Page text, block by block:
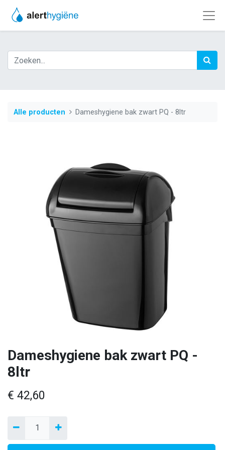
Alle producten Dameshygiene bak zwart PQ - 8ltr
Dameshygiene bak zwart PQ -
8ltr
€ 42,60